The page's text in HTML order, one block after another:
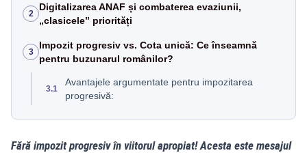
2
Digitalizarea ANAF și combaterea evaziunii,
„clasicele” priorități
3
Impozit progresiv vs. Cota unică: Ce înseamnă
pentru buzunarul românilor?
3.1
Avantajele argumentate pentru impozitarea
progresivă:
Fără impozit progresiv în viitorul apropiat! Acesta este mesajul